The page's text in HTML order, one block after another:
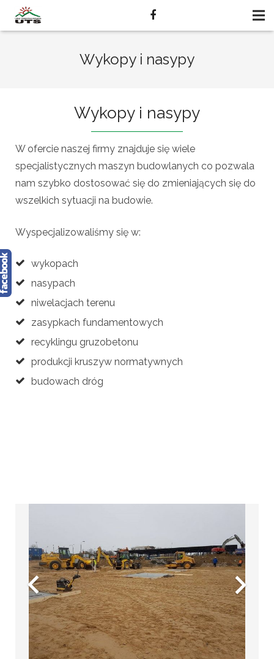
Wykopy i nasypy
Wykopy i nasypy
W ofercie naszej firmy znajduje się wiele
specjalistycznych maszyn budowlanych co pozwala
nam szybko dostosować się do zmieniających się do
wszelkich sytuacji na budowie.
Wyspecjalizowaliśmy się w:
wykopach
nasypach
niwelacjach terenu
zasypkach fundamentowych
recyklingu gruzobetonu
produkcji kruszyw normatywnych
budowach dróg